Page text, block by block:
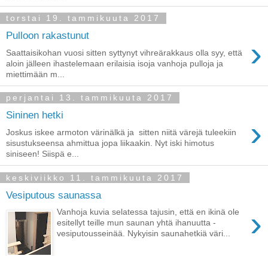
torstai 19. tammikuuta 2017
Pulloon rakastunut ›
Saattaisikohan vuosi sitten syttynyt vihreärakkaus olla syy, että
aloin jälleen ihastelemaan erilaisia isoja vanhoja pulloja ja
miettimään m...
perjantai 13. tammikuuta 2017
Sininen hetki ›
Joskus iskee armoton värinälkä ja sitten niitä värejä tuleekiin
sisustukseensa ahmittua jopa liikaakin. Nyt iski himotus
siniseen! Siispä e...
keskiviikko 11. tammikuuta 2017
Vesiputous saunassa
›
Vanhoja kuvia selatessa tajusin, että en ikinä ole
esitellyt teille mun saunan yhtä ihanuutta -
vesiputousseinää. Nykyisin saunahetkiä väri...